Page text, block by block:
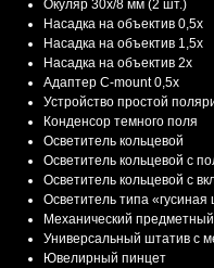
Окуляр 30х/8 мм (2 шт.)
Насадка на объектив 0,5x
Насадка на объектив 1,5x
Насадка на объектив 2x
Адаптер C-mount 0,5х
Устройство простой
Конденсор темного поля
Осветитель кольцевой
Осветитель кольцевой с
Осветитель кольцевой с
Осветитель типа
Механический предметный
Универсальный штатив с
Ювелирный пинцет